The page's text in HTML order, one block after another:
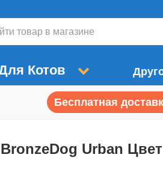
Котов
Бесплатная
Urban